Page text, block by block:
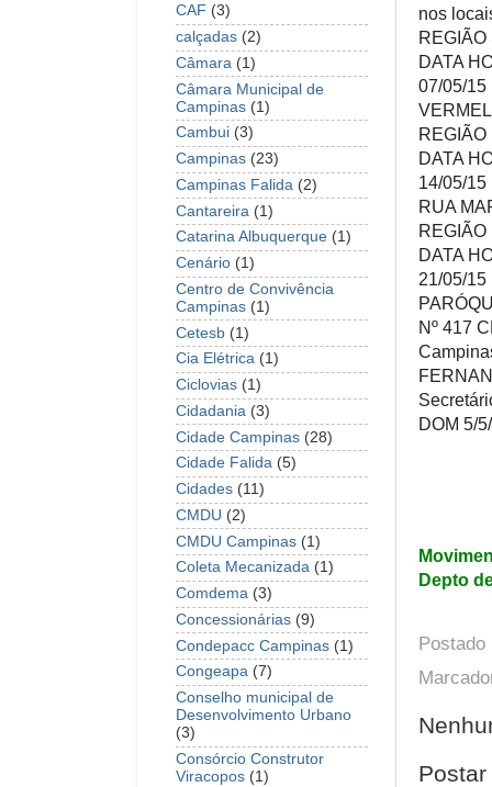
nos
REGIÃO
DATA
07/05/15
DATA
14/05/
RUA
DATA
21/05/15
Nº 417
DOM 5/
Depto
CAF (3)
calçadas (2)
Câmara (1)
Câmara Municipal de
Campinas (1)
Cambui (3)
Campinas (23)
Campinas Falida (2)
Cantareira (1)
Catarina Albuquerque (1)
Cenário (1)
Centro de Convivência
Campinas (1)
Cetesb (1)
Cia Elétrica (1)
Ciclovias (1)
Cidadania (3)
Cidade Campinas (28)
Cidade Falida (5)
Cidades (11)
CMDU (2)
CMDU Campinas (1)
Coleta Mecanizada (1)
Comdema (3)
Concessionárias (9)
Condepacc Campinas (1)
Congeapa (7)
Conselho municipal de
Desenvolvimento Urbano
(3)
Consórcio Construtor
Viracopos (1)